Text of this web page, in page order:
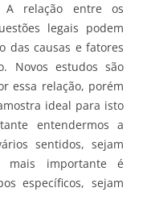
A relação entre os
legais podem
das causas e fatores
Novos estudos são
essa relação, porém
ideal para isto
entendermos a
sentidos, sejam
mais importante é
específicos, sejam